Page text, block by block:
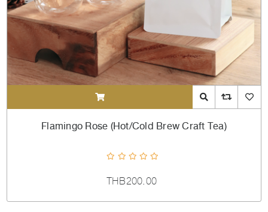
ADDTOCART Quick View
Flamingo Rose (Hot/Cold Brew Craft Tea)
THB200.00